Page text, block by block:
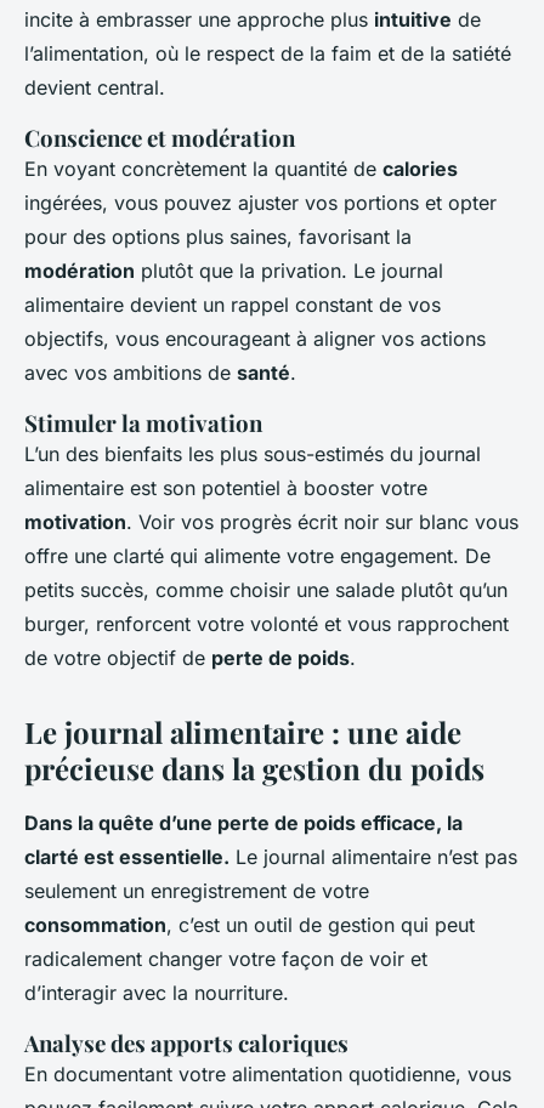
incite à embrasser une approche plus intuitive de
l’alimentation, où le respect de la faim et de la satiété
devient central.
Conscience et modération
En voyant concrètement la quantité de calories
ingérées, vous pouvez ajuster vos portions et opter
pour des options plus saines, favorisant la
modération plutôt que la privation. Le journal
alimentaire devient un rappel constant de vos
objectifs, vous encourageant à aligner vos actions
avec vos ambitions de santé.
Stimuler la motivation
L’un des bienfaits les plus sous-estimés du journal
alimentaire est son potentiel à booster votre
motivation. Voir vos progrès écrit noir sur blanc vous
offre une clarté qui alimente votre engagement. De
petits succès, comme choisir une salade plutôt qu’un
burger, renforcent votre volonté et vous rapprochent
de votre objectif de perte de poids.
Le journal alimentaire : une aide
précieuse dans la gestion du poids
Dans la quête d’une perte de poids efficace, la
clarté est essentielle. Le journal alimentaire n’est pas
seulement un enregistrement de votre
consommation, c’est un outil de gestion qui peut
radicalement changer votre façon de voir et
d’interagir avec la nourriture.
Analyse des apports caloriques
En documentant votre alimentation quotidienne, vous